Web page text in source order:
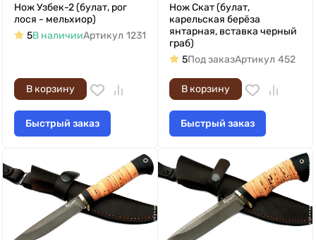
Нож Узбек-2 (булат, рог
лося - мельхиор)
5В наличииАртикул 1231
В корзину
Быстрый заказ
Нож Скат (булат,
карельская берёза
янтарная, вставка черный
граб)
5Под заказАртикул 452
В корзину
Быстрый заказ